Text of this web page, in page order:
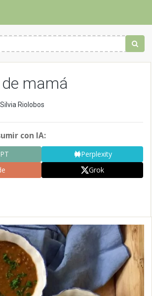
mamá
Silvia Riolobos
con IA:
Perplexity
Grok